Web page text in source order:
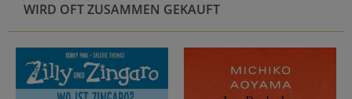
WIRD OFT ZUSAMMEN GEKAUFT